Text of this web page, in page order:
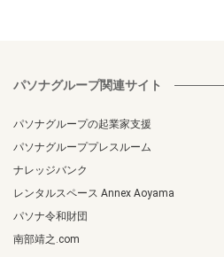
パソナグループ関連サイト
パソナグループの起業家支援
パソナグループプレスルーム
ナレッジバンク
レンタルスペース Annex Aoyama
パソナ令和財団
南部靖之.com